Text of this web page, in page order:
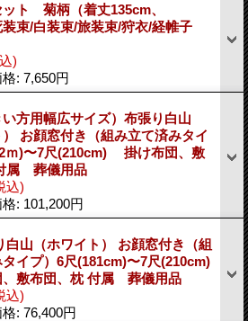
ト 菊柄（着丈135cm、
装束/白装束/旅装束/狩衣/経帷子
)
: 7,650円
方用幅広サイズ）布張り白山
） お顔窓付き（組み立て済みタイ
ｍ)〜7尺(210cm) 掛け布団、敷
属 葬儀用品
込)
: 101,200円
白山（ホワイト） お顔窓付き（組
イプ）6尺(181cm)〜7尺(210cm)
敷布団、枕 付属 葬儀用品
込)
: 76,400円